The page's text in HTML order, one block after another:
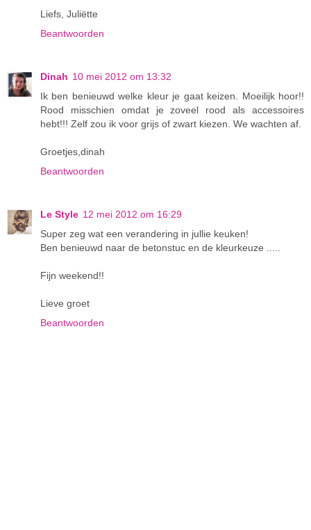
Liefs, Juliëtte
Beantwoorden
Dinah 10 mei 2012 om 13:32
Ik ben benieuwd welke kleur je gaat keizen. Moeilijk hoor!!
Rood misschien omdat je zoveel rood als accessoires
hebt!!! Zelf zou ik voor grijs of zwart kiezen. We wachten af.
Groetjes,dinah
Beantwoorden
Le Style 12 mei 2012 om 16:29
Super zeg wat een verandering in jullie keuken!
Ben benieuwd naar de betonstuc en de kleurkeuze .....
Fijn weekend!!
Lieve groet
Beantwoorden